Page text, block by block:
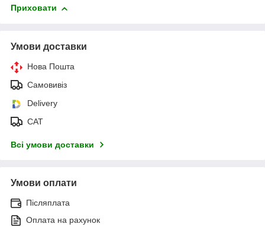
Приховати
Умови доставки
Нова Пошта
Самовивіз
Delivery
САТ
Всі умови доставки
Умови оплати
Післяплата
Оплата на рахунок